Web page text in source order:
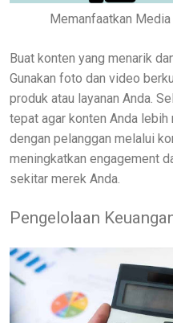
Memanfaatkan
Buat konten yang menarik
Gunakan foto dan video
produk atau layanan Anda.
tepat agar konten Anda
dengan pelanggan melalui
meningkatkan engagement
sekitar merek Anda.
Pengelolaan